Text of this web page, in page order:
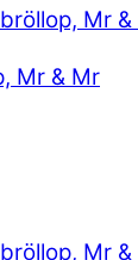
Mr & Mr